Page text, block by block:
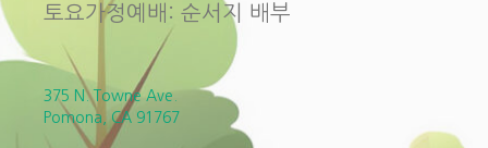
토요가정예배: 순서지 배부
375 N. Towne Ave.
Pomona, CA 91767